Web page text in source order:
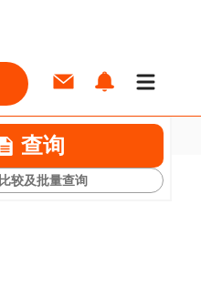
查询
比较及批量查询